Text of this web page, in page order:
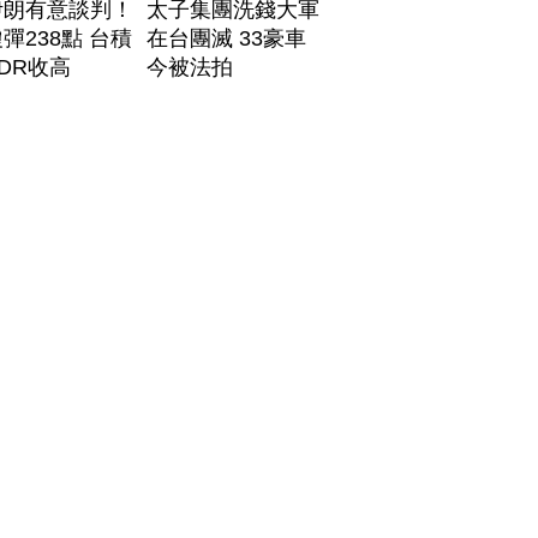
有意談判！
238點 台積
收高
太子集團洗錢大軍
在台團滅 33豪車
今被法拍